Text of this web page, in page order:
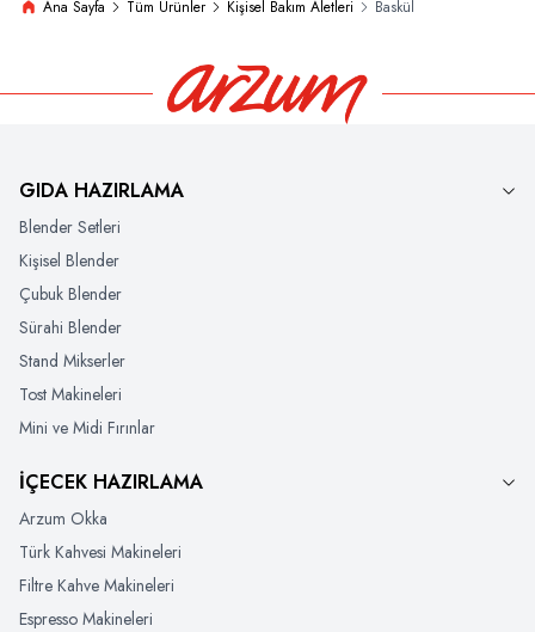
Ana Sayfa Tüm Ürünler Kişisel Bakım Aletleri Baskül
GIDA HAZIRLAMA
Blender Setleri
Kişisel Blender
Çubuk Blender
Sürahi Blender
Stand Mikserler
Tost Makineleri
Mini ve Midi Fırınlar
İÇECEK HAZIRLAMA
Arzum Okka
Türk Kahvesi Makineleri
Filtre Kahve Makineleri
Espresso Makineleri